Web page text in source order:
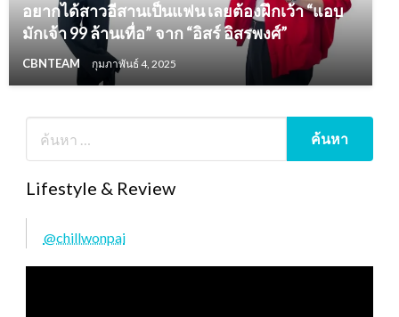
อยากได้สาวอีสานเป็นแฟน เลยต้องฝึกเว้า “แอบ
มักเจ้า 99 ล้านเทื่อ” จาก “อิสร์ อิสรพงศ์”
CBNTEAM กุมภาพันธ์ 4, 2025
Lifestyle & Review
@chillwonpai